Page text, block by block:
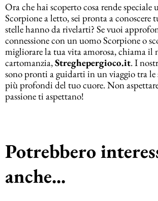
Ora che hai scoperto cosa rende speciale
Scorpione a letto, sei pronta a conoscere
stelle hanno da rivelarti? Se vuoi
connessione con un uomo Scorpione o
migliorare la tua vita amorosa, chiama il
cartomanzia,Streghepergioco.it. I
sono pronti a guidarti in un viaggio tra le
più profondi del tuo cuore. Non
passione ti aspettano!
Potrebbero
anche...